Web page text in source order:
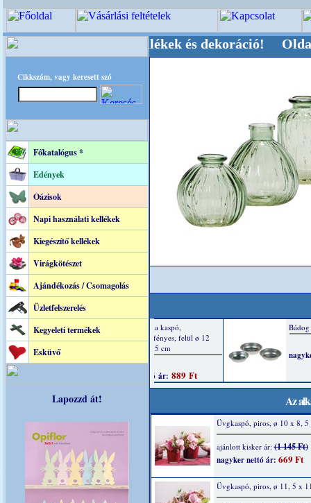
Cikkszám, vagy keresett szó
Főkatalógus *
Edények
Oázisok
Napi használati kellékek
Kiegészítő kellékek
Virágkötészet
Ajándékozás / Csomagolás
Üzletfelszerelés
Kegyeleti termékek
Esküvő
Lapozzd át!
, Kegyeleti-kellékek és dekoráció!
Az
Üvgkaspó, piros, ø 10 x 8, 5
ajánlott kisker ár:(1 145 Ft)
nagyker nettó ár: 669 Ft
Üvgkaspó, piros, ø 11, 5 x